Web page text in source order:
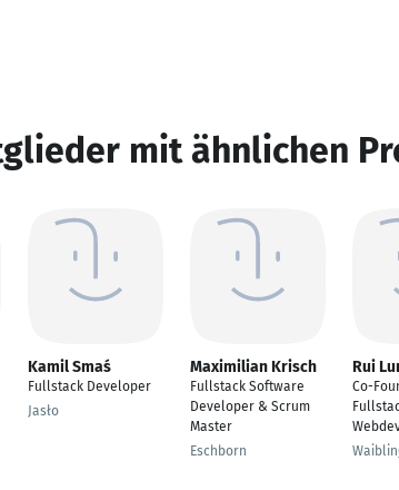
mit ähnlichen
Kamil Smaś
Fullstack Developer
Jasło
Maximilian Krisch
Fullstack Software
Developer & Scrum
Master
Eschborn
Rui
Co-